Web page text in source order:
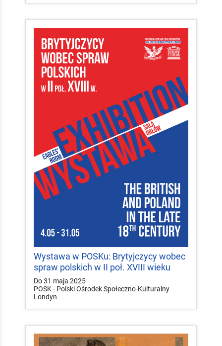
Wystawa w POSKu: Brytyjczycy wobec
spraw polskich w II poł. XVIII wieku
Do 31 maja 2025
POSK - Polski Ośrodek Społeczno-Kulturalny
Londyn